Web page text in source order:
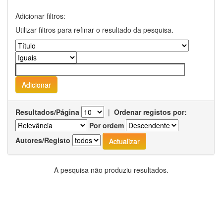
Adicionar filtros:
Utilizar filtros para refinar o resultado da pesquisa.
Resultados/Página | Ordenar registos por:
Por ordem
Autores/Registo
A pesquisa não produziu resultados.